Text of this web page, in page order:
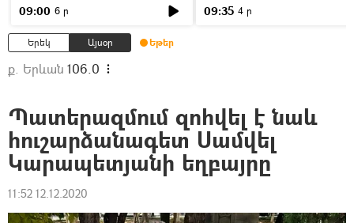
09:00 6 ր 09:35 4 ր
Երեկ Այսօր Եթեր
ք. Երևան 106.0
Պատերազմում զոհվել է նաև
հուշարձանագետ Սամվել
Կարապետյանի եղբայրը
11:52 12.12.2020